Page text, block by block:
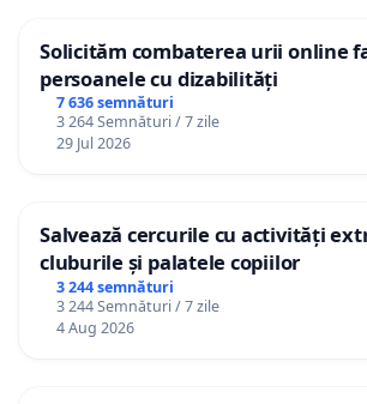
Solicităm combaterea urii online
persoanele cu dizabilități
7 636 semnături
3 264 Semnături / 7 zile
29 Jul 2026
Salvează cercurile cu activități
cluburile și palatele copiilor
3 244 semnături
3 244 Semnături / 7 zile
4 Aug 2026